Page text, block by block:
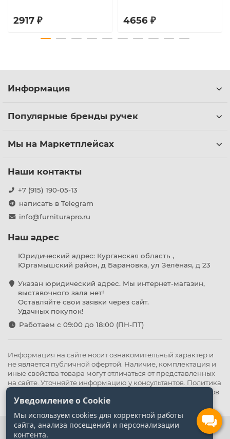
2917 ₽ 4656 ₽
Информация
Популярные бренды ручек
Мы на Маркетплейсах
Наши контакты
+7 (915) 190-05-13
написать в Telegram
info@furniturapro.ru
Наш адрес
Юридический адрес: Курганская область ,
Юргамышский район, д Барановка, ул Зелёная, д 23
Указан юридический адрес. Мы интернет-магазин,
выставочного зала нет!
Оставляйте свои заявки через сайт.
Удачных покупок!
Работаем с 09:00 до 18:00 (ПН-ПТ)
Информация на сайте носит ознакомительный характер и
не является публичной офертой. Наличие, комплектация и
иные свойства товара могут отличаться от представленных
на сайте. Уточняйте информацию у консультантов. Политика
Политика обработки файлов
cookie
Уведомление о Cookie
Мы используем cookies для корректной работы
сайта, анализа посещений и персонализации
контента.